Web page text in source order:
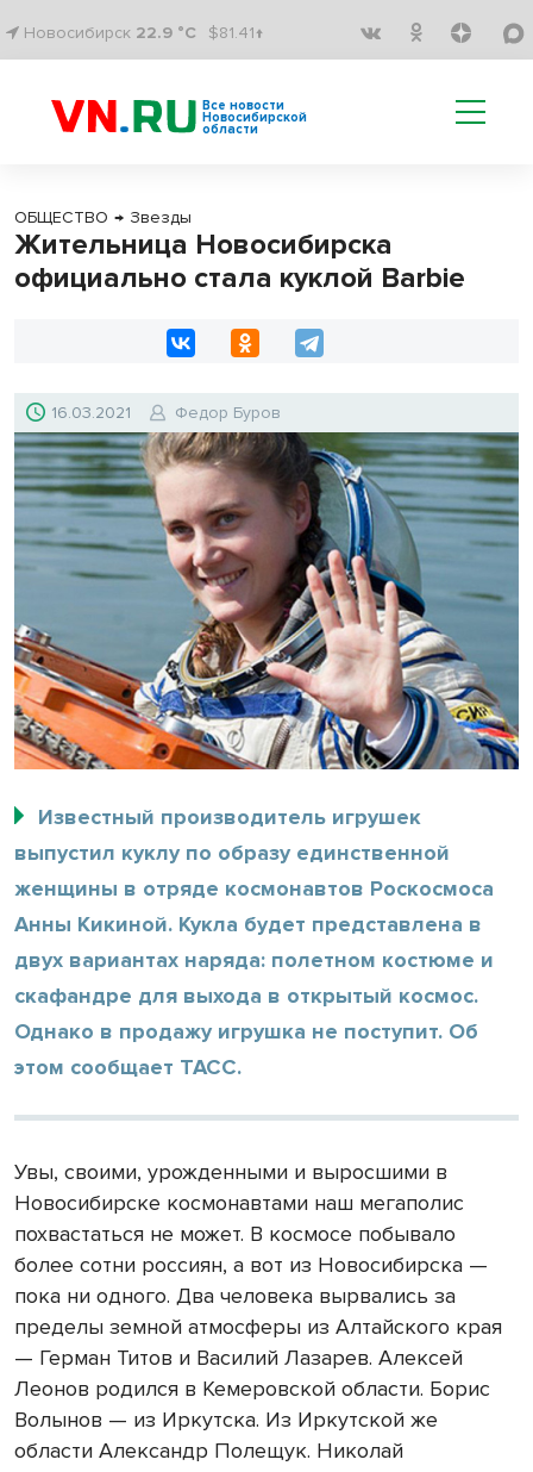
Новосибирск 22.9 °C $81.41↑
Все новости
Новосибирской
области
ОБЩЕСТВО → Звезды
Жительница Новосибирска
официально стала куклой Barbie
16.03.2021 Федор Буров
Известный производитель игрушек
выпустил куклу по образу единственной
женщины в отряде космонавтов Роскосмоса
Анны Кикиной. Кукла будет представлена в
двух вариантах наряда: полетном костюме и
скафандре для выхода в открытый космос.
Однако в продажу игрушка не поступит. Об
этом сообщает ТАСС.
Увы, своими, урожденными и выросшими в
Новосибирске космонавтами наш мегаполис
похвастаться не может. В космосе побывало
более сотни россиян, а вот из Новосибирска —
пока ни одного. Два человека вырвались за
пределы земной атмосферы из Алтайского края
— Герман Титов и Василий Лазарев. Алексей
Леонов родился в Кемеровской области. Борис
Волынов — из Иркутска. Из Иркутской же
области Александр Полещук. Николай